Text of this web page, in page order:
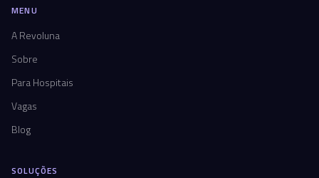
MENU
A Revoluna
Sobre
Para Hospitais
Vagas
Blog
SOLUÇÕES